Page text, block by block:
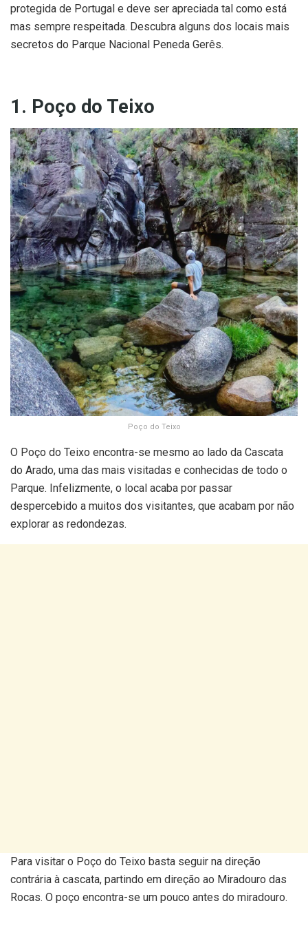
protegida de Portugal e deve ser apreciada tal como está
mas sempre respeitada. Descubra alguns dos locais mais
secretos do Parque Nacional Peneda Gerês.
1. Poço do Teixo
Poço do Teixo
O Poço do Teixo encontra-se mesmo ao lado da Cascata
do Arado, uma das mais visitadas e conhecidas de todo o
Parque. Infelizmente, o local acaba por passar
despercebido a muitos dos visitantes, que acabam por não
explorar as redondezas.
Para visitar o Poço do Teixo basta seguir na direção
contrária à cascata, partindo em direção ao Miradouro das
Rocas. O poço encontra-se um pouco antes do miradouro.